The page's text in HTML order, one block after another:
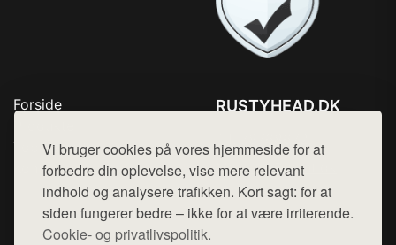
Vi bruger cookies på vores hjemmeside for at
forbedre din oplevelse, vise mere relevant
indhold og analysere trafikken. Kort sagt: for at
siden fungerer bedre – ikke for at være irriterende.
Cookie- og privatlivspolitik.
Forside
Top Rabatter
Kontakt
RUSTYHEAD.DK
Mail: hej@want.dk
Cookie- og privatlivspolitik